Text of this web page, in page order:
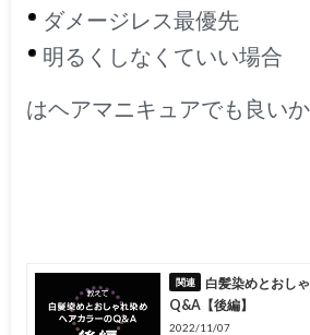
ダメージレス最優先
明るくしなくていい場合
はヘアマニキュアでも良いか
白髪染めとおし
Q&A【後編】
2022/11/07